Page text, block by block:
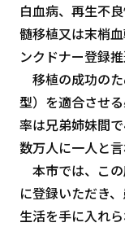
白血病、再生不
髄移植又は末梢
ンクドナー登録
移植の成功の
型）を適合させ
率は兄弟姉妹間
数万人に一人と言
本市では、こ
に登録いただき
生活を手に入れ